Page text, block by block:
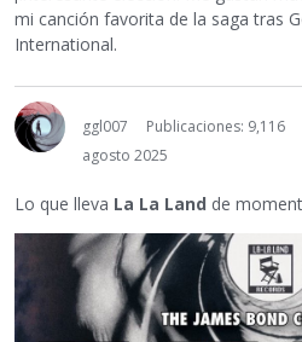
mi canción favorita de la saga tras
International.
ggl007
Publicaciones: 9,116
agosto 2025
Lo que lleva La La Land de